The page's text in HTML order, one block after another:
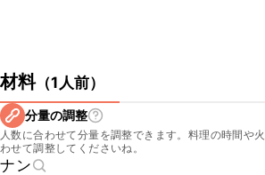
材料（1人前）
分量の調整
人数に合わせて分量を調整できます。料理の時間や
わせて調整してくださいね。
ナン